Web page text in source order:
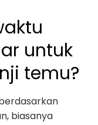
untuk
temu?
biasanya